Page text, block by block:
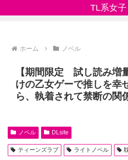
TL系女子
ホーム ノベル
【期間限定 試し読み増
けの乙女ゲーで推しを幸
ら、執着されて禁断の関
ノベル DLsite
ティーンズラブ ライトノベル